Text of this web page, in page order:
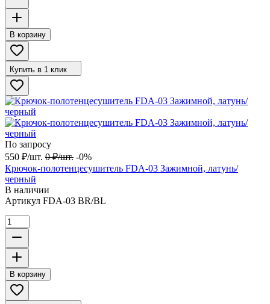
В корзину
Купить в 1 клик
По запросу
550 ₽/шт. 0 ₽/шт. -0%
Крючок-полотенцесушитель FDA-03 Зажимной, латунь/
черный
В наличии
Артикул FDA-03 BR/BL
В корзину